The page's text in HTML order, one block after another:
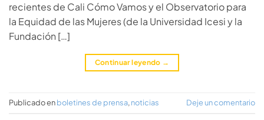
recientes de Cali Cómo Vamos y el Observatorio para
la Equidad de las Mujeres (de la Universidad Icesi y la
Fundación […]
Continuar leyendo →
Publicado enboletines de prensa,noticias Deje un comentario